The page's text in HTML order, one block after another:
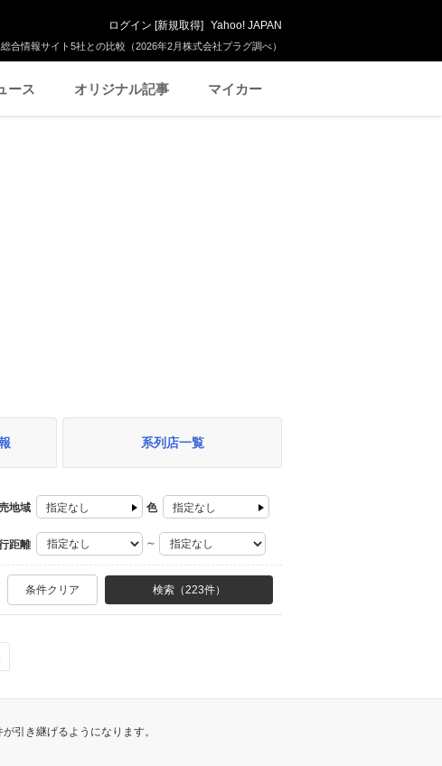
合情報サイト5社との比較（2026年2月株式会社プラグ調べ）
ログイン [新規取得] Yahoo! JAPAN
ース オリジナル記事 マイカー
系列店一覧
地域 指定なし 色 指定なし
距離 ～
ハンドル
乗車定員
条件クリア 検索（223件）
引き継げるようになります。